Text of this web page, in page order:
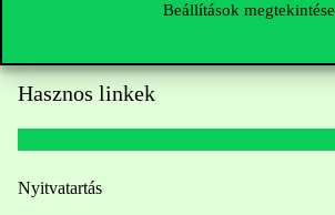
Beállítások megtekintése
Hasznos linkek
Nyitvatartás